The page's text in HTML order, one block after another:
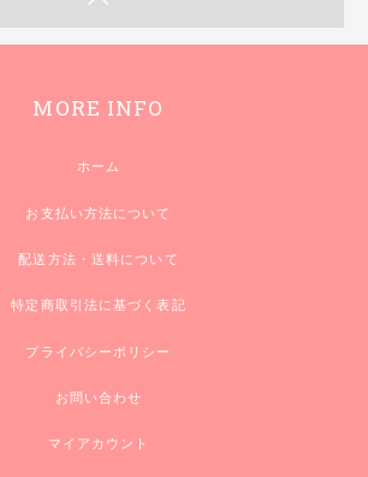
MORE INFO
ホーム
お支払い方法について
配送方法・送料について
特定商取引法に基づく表記
プライバシーポリシー
お問い合わせ
マイアカウント